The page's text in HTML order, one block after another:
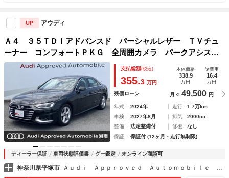
UP アウディ
Ａ４ ３５ＴＤＩアドバンスド パーシャルレザー ＴＶチュ
ーナー コンフォートＰＫＧ 全周囲カメラ パークアシス
ト アンビエントライト マトリクスＬＥＤ メモリーシー
ト ＡＣＣ レーンアシスト サイドアシスト 純正１７イン
支払総額(税込)
355.3 万円
本体価格
338.9
万円
諸費用
16.4
万円
残価ローン 月々 49,500 円
年式 2024年 走行
1.7万km
車検
2027年8月 排気
2000cc
整備
法定整備付 修復
なし
保証
保証付 (12ヶ月・走行無制限)
ディーラー保証 車両状態評価書 グー鑑定 オンライン商談可
神奈川県平塚市